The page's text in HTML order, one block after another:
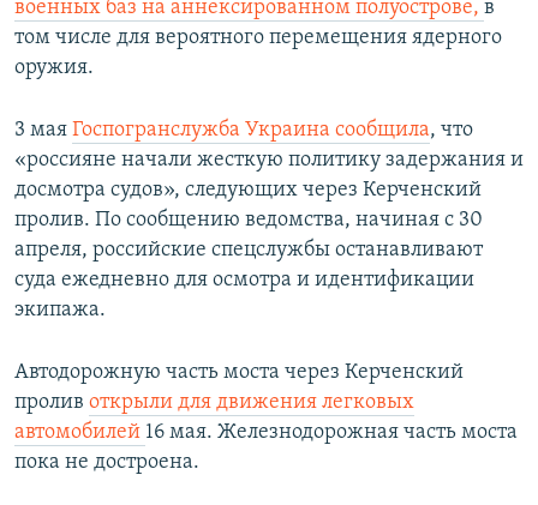
военных баз на аннексированном полуострове, в
том числе для вероятного перемещения ядерного
оружия.
3 мая Госпогранслужба Украина сообщила, что
«россияне начали жесткую политику задержания и
досмотра судов», следующих через Керченский
пролив. По сообщению ведомства, начиная с 30
апреля, российские спецслужбы останавливают
суда ежедневно для осмотра и идентификации
экипажа.
Автодорожную часть моста через Керченский
пролив открыли для движения легковых
автомобилей 16 мая. Железнодорожная часть моста
пока не достроена.